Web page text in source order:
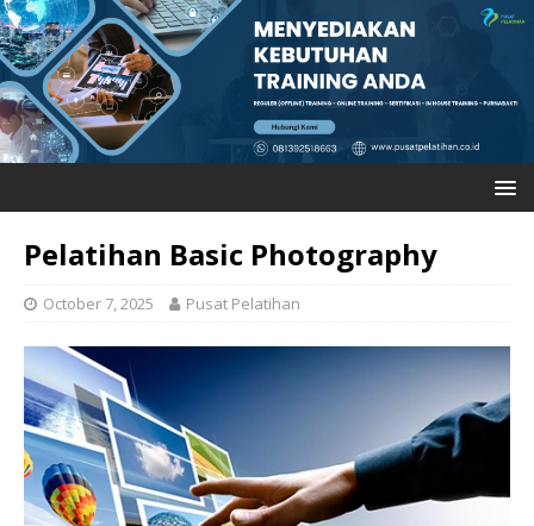
Pelatihan Basic Photography
October 7, 2025 Pusat Pelatihan